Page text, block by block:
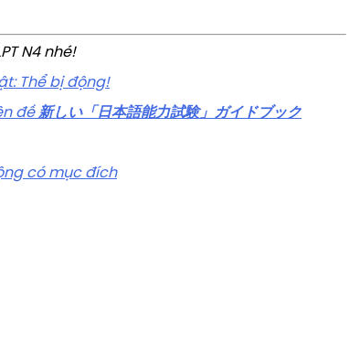
N4 nhé!
Thể bị động!
đề新しい「日本語能力試験」ガイドブック
có mục đích